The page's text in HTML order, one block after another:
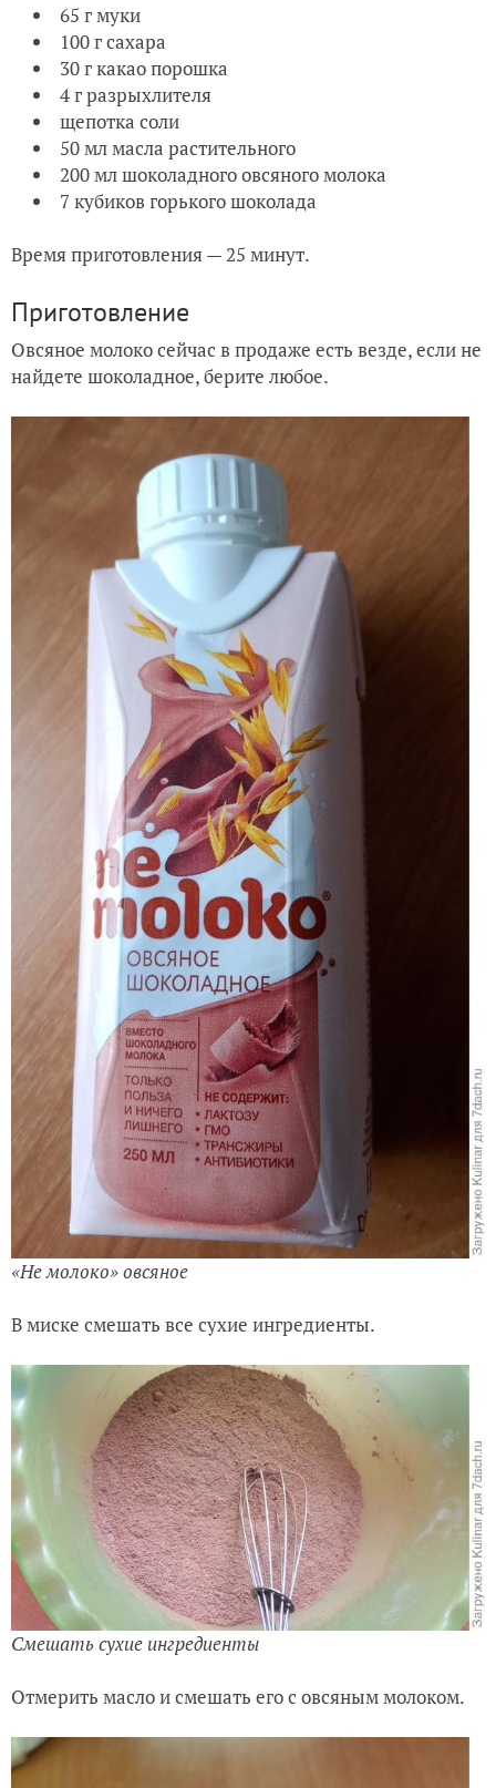
65 г муки
100 г сахара
30 г какао порошка
4 г разрыхлителя
щепотка соли
50 мл масла растительного
200 мл шоколадного овсяного молока
7 кубиков горького шоколада
Время приготовления — 25 минут.
Приготовление
Овсяное молоко сейчас в продаже есть везде, если не
найдете шоколадное, берите любое.
«Не молоко» овсяное
В миске смешать все сухие ингредиенты.
Смешать сухие ингредиенты
Отмерить масло и смешать его с овсяным молоком.